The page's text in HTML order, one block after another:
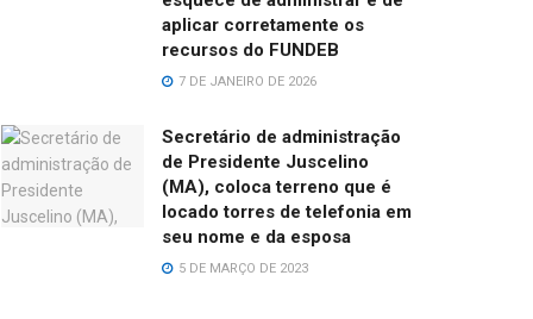
aplicar corretamente os
recursos do FUNDEB
7 DE JANEIRO DE 2026
Secretário de administração
de Presidente Juscelino
(MA), coloca terreno que é
locado torres de telefonia em
seu nome e da esposa
5 DE MARÇO DE 2023